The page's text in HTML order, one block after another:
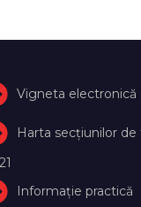
Vigneta electronică
Harta secțiunilor
Informație practică